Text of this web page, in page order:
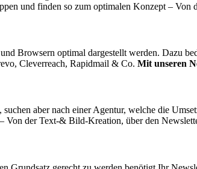
und finden so zum optimalen Konzept – Von
Browsern optimal dargestellt werden. Dazu
Cleverreach, Rapidmail & Co. Mit unseren
aber nach einer Agentur, welche die
– Von der Text-& Bild-Kreation, über den